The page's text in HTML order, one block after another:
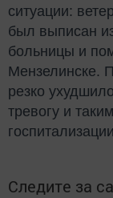
ситуации:
был выписан
больницы и
Мензелинске.
резко
тревогу и
Следите за